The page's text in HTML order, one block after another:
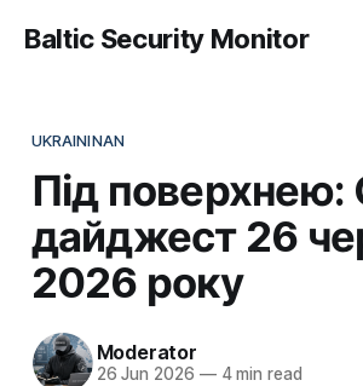
Baltic Security Monitor
UKRAININAN
Під поверхнею:
дайджест 26
2026 року
Moderator
26 Jun 2026 —4 min read